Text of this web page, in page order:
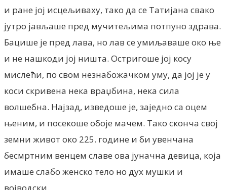
и ране јој исцељиваху, тако да се Татијана свако
јутро јављаше пред мучитељима потпуно здрава.
Бацише је пред лава, но лав се умиљаваше око ње
и не нашкоди јој ништа. Остригоше јој косу
мислећи, по свом незнабожачком уму, да јој је у
коси скривена нека враџбина, нека сила
волшебна. Најзад, изведоше је, заједно са оцем
њеним, и посекоше обоје мачем. Тако сконча свој
земни живот око 225. године и би увенчана
бесмртним венцем славе ова јуначна девица, која
имаше слабо женско тело но дух мушки и
војводски.